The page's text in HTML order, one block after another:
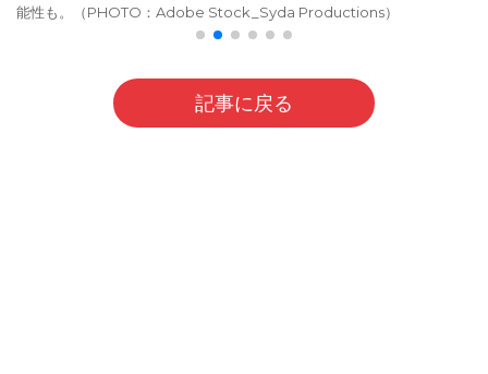
能性も。（PHOTO：Adobe Stock_Syda Productions）
記事に戻る